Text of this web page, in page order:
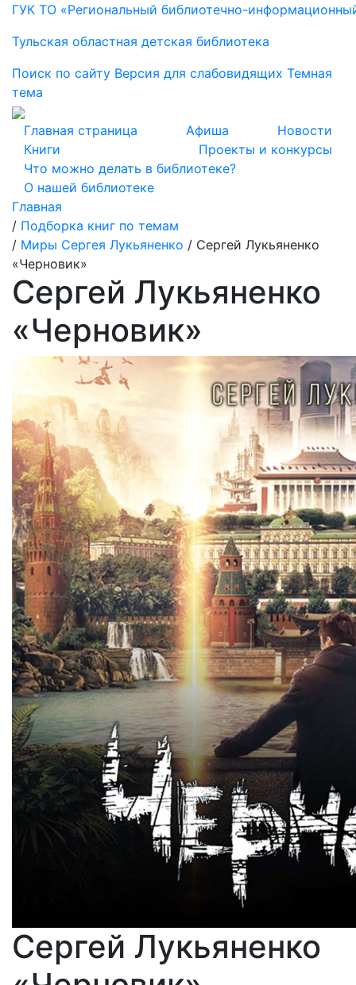
ГУК ТО «Региональный библиотечно-
Тульская областная детская библиотека
Поиск по сайту Версия для слабовидящих Темная
тема
Главная страница Афиша
Новости
Книги
Проекты и конкурсы
Что можно делать в библиотеке?
О нашей библиотеке
Главная
/ Подборка книг по темам
/ Миры Сергея Лукьяненко / Сергей Лукьяненко
«Черновик»
Сергей Лукьяненко
«Черновик»
Сергей Лукьяненко